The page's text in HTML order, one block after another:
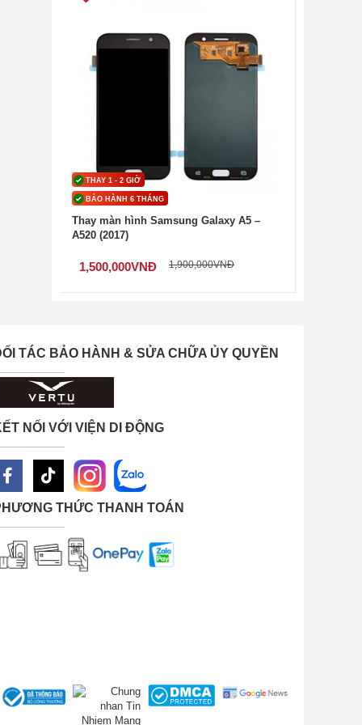
THAY 1 - 2 GIỜ
BẢO HÀNH 6 THÁNG
Thay màn hình Samsung Galaxy A5 –
A520 (2017)
1,500,000VNĐ 1,900,000VNĐ
TÁC BẢO HÀNH & SỬA CHỮA ỦY QUYỀN
NỐI VỚI VIỆN DI ĐỘNG
THỨC THANH TOÁN